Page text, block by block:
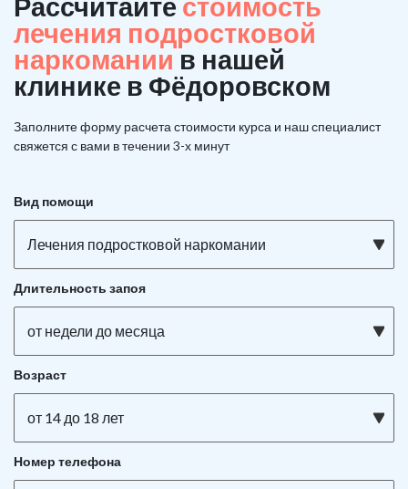
лечения подростковой
наркоманиив нашей
клинике в Фёдоровском
Заполните форму расчета стоимости курса и наш специалист
свяжется с вами в течении 3-х минут
Вид помощи
Лечения подростковой наркомании
Длительность запоя
от недели до месяца
Возраст
от 14 до 18 лет
Номер телефона